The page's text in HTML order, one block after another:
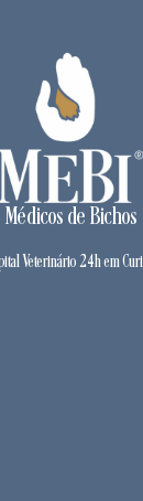
Médicos de Bichos
Veterinário 24h em